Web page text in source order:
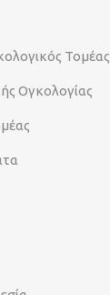
Τομέας
Ογκολογίας